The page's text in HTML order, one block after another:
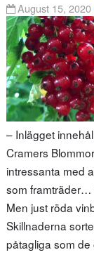
August 15, 2020
– Inlägget
Cramers
intressanta med
som framträder…
Men just röda
Skillnaderna
påtagliga som de